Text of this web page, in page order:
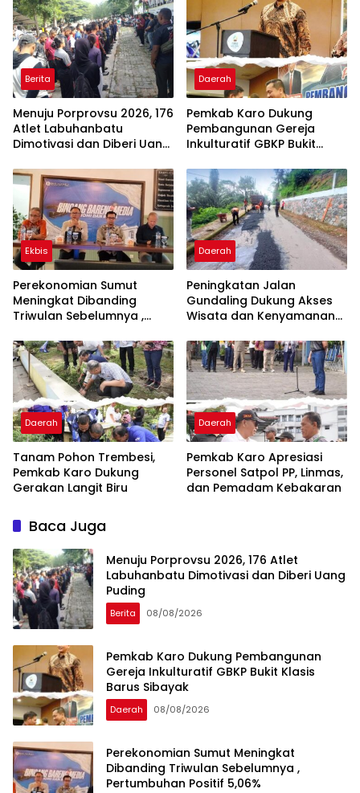
Berita
Menuju Porprovsu 2026, 176
Atlet Labuhanbatu
Dimotivasi dan Diberi Uang
Daerah
Pemkab Karo Dukung
Pembangunan Gereja
Inkulturatif GBKP Bukit
Ekbis
Perekonomian Sumut
Meningkat Dibanding
Triwulan Sebelumnya ,
Daerah
Peningkatan Jalan
Gundaling Dukung Akses
Wisata dan Kenyamanan
Daerah
Tanam Pohon Trembesi,
Pemkab Karo Dukung
Gerakan Langit Biru
Daerah
Pemkab Karo Apresiasi
Personel Satpol PP, Linmas,
dan Pemadam Kebakaran
Baca Juga
Menuju Porprovsu 2026, 176 Atlet
Labuhanbatu Dimotivasi dan Diberi Uang
Puding
Berita 08/08/2026
Pemkab Karo Dukung Pembangunan
Gereja Inkulturatif GBKP Bukit Klasis
Barus Sibayak
Daerah 08/08/2026
Perekonomian Sumut Meningkat
Dibanding Triwulan Sebelumnya ,
Pertumbuhan Positif 5,06%